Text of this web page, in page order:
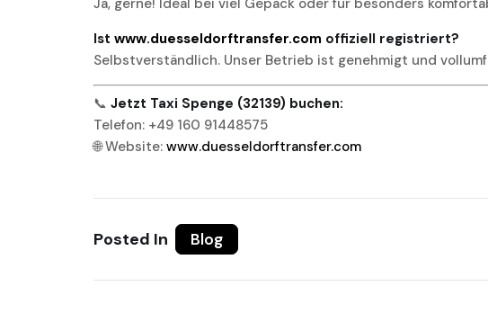
Ist www.duesseldorftransfer.com offiziell registriert?
Selbstverständlich. Unser Betrieb ist genehmigt und
📞 Jetzt Taxi Spenge (32139) buchen:
Telefon: +49 160 91448575
🌐 Website: www.duesseldorftransfer.com
Posted In Blog